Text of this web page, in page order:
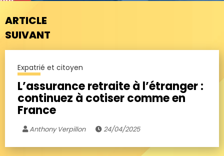
ARTICLE
SUIVANT
Expatrié et citoyen
L’assurance retraite à l’étranger :
continuez à cotiser comme en
France
Anthony Verpillon 24/04/2025